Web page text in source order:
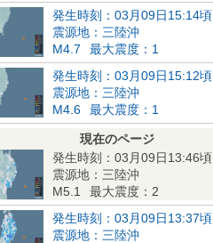
発生時刻：03月09日15:14頃
震源地：三陸沖
M4.7
最大震度：1
発生時刻：03月09日15:12頃
震源地：三陸沖
M4.6
最大震度：1
現在のページ
発生時刻：03月09日13:46頃
震源地：三陸沖
M5.1
最大震度：2
発生時刻：03月09日13:37頃
震源地：三陸沖